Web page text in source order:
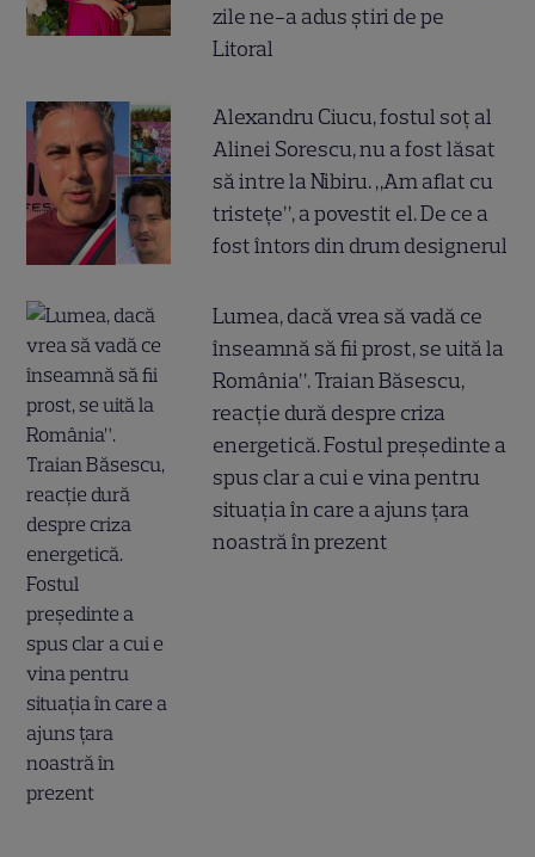
zile ne-a adus știri de pe
Litoral
Alexandru Ciucu, fostul soț al
Alinei Sorescu, nu a fost lăsat
să intre la Nibiru. „Am aflat cu
tristețe”, a povestit el. De ce a
fost întors din drum designerul
Lumea, dacă vrea să vadă ce
înseamnă să fii prost, se uită la
România”. Traian Băsescu,
reacție dură despre criza
energetică. Fostul președinte a
spus clar a cui e vina pentru
situația în care a ajuns țara
noastră în prezent